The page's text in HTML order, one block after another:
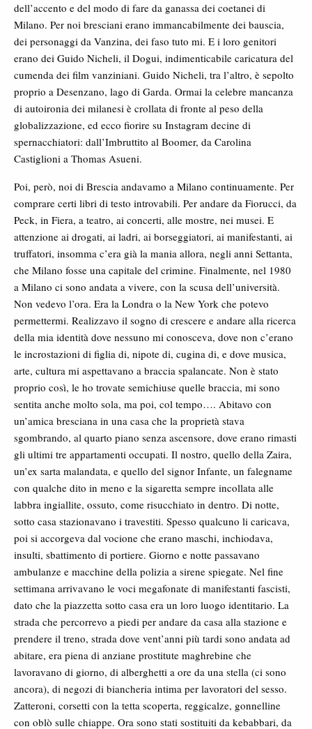
dell’accento e del modo di fare da ganassa dei coetanei di
Milano. Per noi bresciani erano immancabilmente dei bauscia,
dei personaggi da Vanzina, dei faso tuto mi. E i loro genitori
erano dei Guido Nicheli, il Dogui, indimenticabile caricatura del
cumenda dei film vanziniani. Guido Nicheli, tra l’altro, è sepolto
proprio a Desenzano, lago di Garda. Ormai la celebre mancanza
di autoironia dei milanesi è crollata di fronte al peso della
globalizzazione, ed ecco fiorire su Instagram decine di
spernacchiatori: dall’Imbruttito al Boomer, da Carolina
Castiglioni a Thomas Asueni.
Poi, però, noi di Brescia andavamo a Milano continuamente. Per
comprare certi libri di testo introvabili. Per andare da Fiorucci, da
Peck, in Fiera, a teatro, ai concerti, alle mostre, nei musei. E
attenzione ai drogati, ai ladri, ai borseggiatori, ai manifestanti, ai
truffatori, insomma c’era già la mania allora, negli anni Settanta,
che Milano fosse una capitale del crimine. Finalmente, nel 1980
a Milano ci sono andata a vivere, con la scusa dell’università.
Non vedevo l’ora. Era la Londra o la New York che potevo
permettermi. Realizzavo il sogno di crescere e andare alla ricerca
della mia identità dove nessuno mi conosceva, dove non c’erano
le incrostazioni di figlia di, nipote di, cugina di, e dove musica,
arte, cultura mi aspettavano a braccia spalancate. Non è stato
proprio così, le ho trovate semichiuse quelle braccia, mi sono
sentita anche molto sola, ma poi, col tempo…. Abitavo con
un’amica bresciana in una casa che la proprietà stava
sgombrando, al quarto piano senza ascensore, dove erano rimasti
gli ultimi tre appartamenti occupati. Il nostro, quello della Zaira,
un’ex sarta malandata, e quello del signor Infante, un falegname
con qualche dito in meno e la sigaretta sempre incollata alle
labbra ingiallite, ossuto, come risucchiato in dentro. Di notte,
sotto casa stazionavano i travestiti. Spesso qualcuno li caricava,
poi si accorgeva dal vocione che erano maschi, inchiodava,
insulti, sbattimento di portiere. Giorno e notte passavano
ambulanze e macchine della polizia a sirene spiegate. Nel fine
settimana arrivavano le voci megafonate di manifestanti fascisti,
dato che la piazzetta sotto casa era un loro luogo identitario. La
strada che percorrevo a piedi per andare da casa alla stazione e
prendere il treno, strada dove vent’anni più tardi sono andata ad
abitare, era piena di anziane prostitute maghrebine che
lavoravano di giorno, di alberghetti a ore da una stella (ci sono
ancora), di negozi di biancheria intima per lavoratori del sesso.
Zatteroni, corsetti con la tetta scoperta, reggicalze, gonnelline
con oblò sulle chiappe. Ora sono stati sostituiti da kebabbari, da